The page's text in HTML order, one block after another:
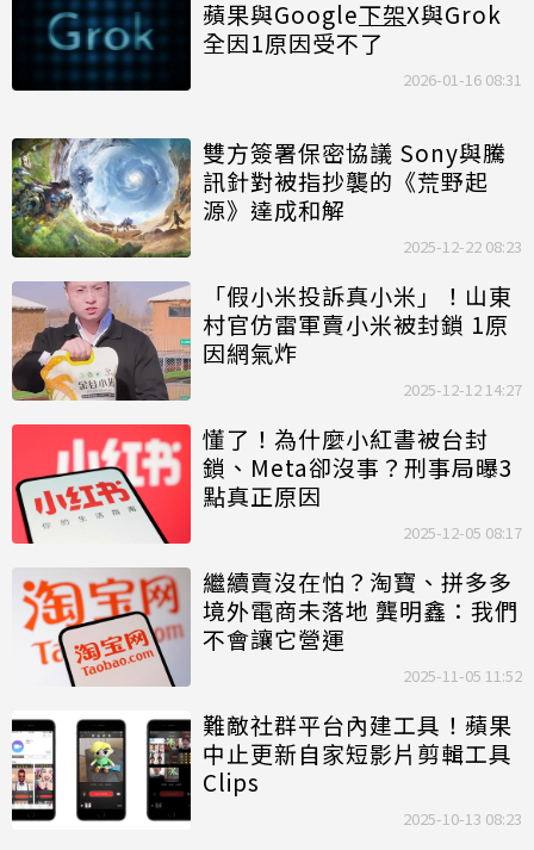
蘋果與Google下架X與Grok
全因1原因受不了
2026-01-16 08:31
雙方簽署保密協議 Sony與騰
訊針對被指抄襲的《荒野起
源》達成和解
2025-12-22 08:23
「假小米投訴真小米」！山東
村官仿雷軍賣小米被封鎖 1原
因網氣炸
2025-12-12 14:27
懂了！為什麼小紅書被台封
鎖、Meta卻沒事？刑事局曝3
點真正原因
2025-12-05 08:17
繼續賣沒在怕？淘寶、拼多多
境外電商未落地 龔明鑫：我們
不會讓它營運
2025-11-05 11:52
難敵社群平台內建工具！蘋果
中止更新自家短影片剪輯工具
Clips
2025-10-13 08:23